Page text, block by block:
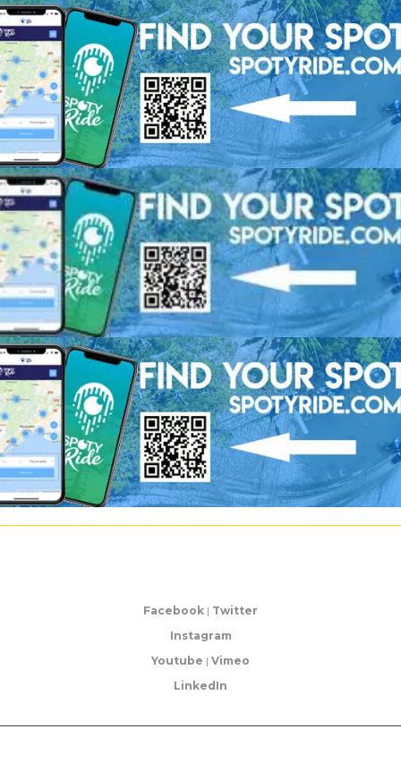
Facebook | Twitter
Instagram
Youtube | Vimeo
LinkedIn